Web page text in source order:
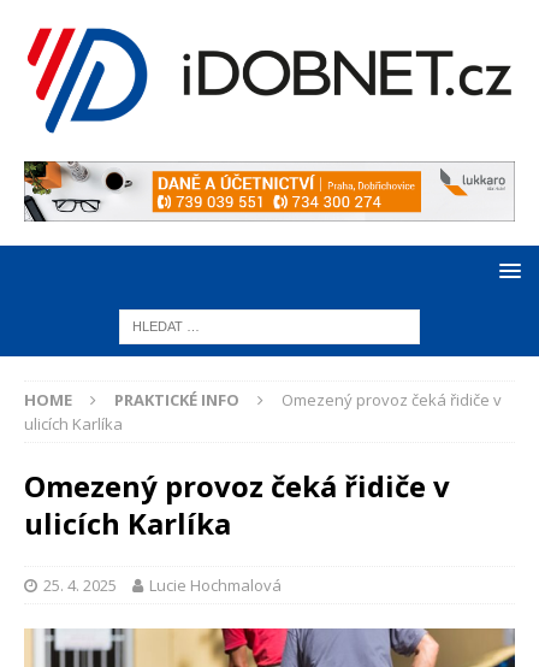
HOME PRAKTICKÉ INFO
Omezený provoz čeká řidiče v
ulicích Karlíka
Omezený provoz čeká řidiče v
ulicích Karlíka
25. 4. 2025 Lucie Hochmalová